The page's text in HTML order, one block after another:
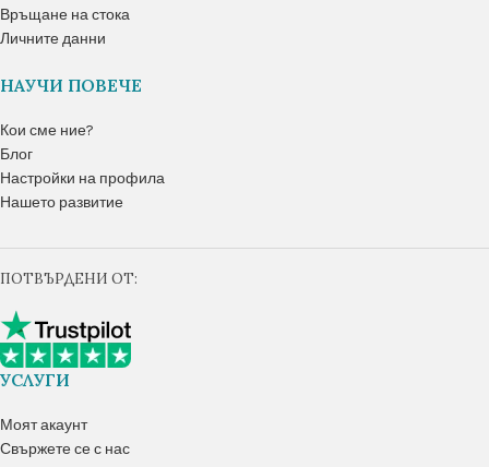
Връщане на стока
Личните данни
НАУЧИ ПОВЕЧЕ
Кои сме ние?
Блог
Настройки на профила
Нашето развитие
ПОТВЪРДЕНИ ОТ:
УСЛУГИ
Моят акаунт
Свържете се с нас